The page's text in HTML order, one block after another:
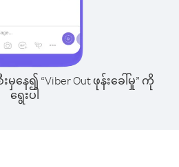
မှနေ၍ “Viber Out ဖုန်းခေါ်မှု” ကို
ရွေးပါ